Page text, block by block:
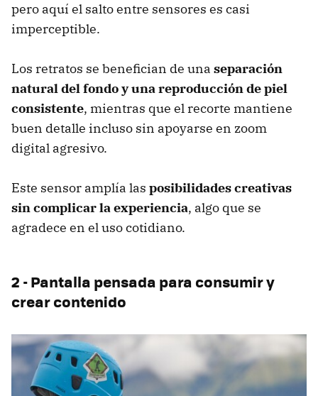
pero aquí el salto entre sensores es casi
imperceptible.
Los retratos se benefician de una separación
natural del fondo y una reproducción de piel
consistente, mientras que el recorte mantiene
buen detalle incluso sin apoyarse en zoom
digital agresivo.
Este sensor amplía las posibilidades creativas
sin complicar la experiencia, algo que se
agradece en el uso cotidiano.
2 - Pantalla pensada para consumir y
crear contenido